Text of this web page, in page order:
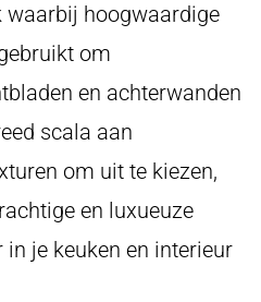
waarbij hoogwaardige
om
en achterwanden
scala aan
om uit te kiezen,
en luxueuze
je keuken en interieur